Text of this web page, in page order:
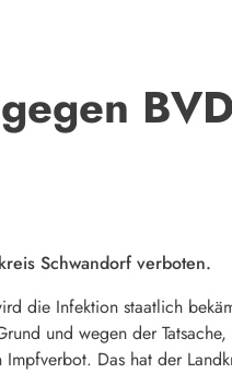
Schwandorf verboten.
die Infektion staatlich
und wegen der
Das hat der